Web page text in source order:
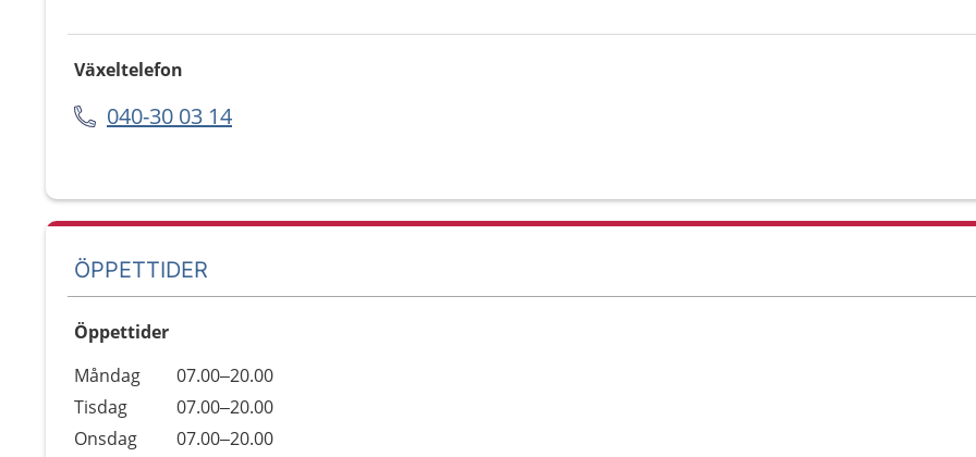
Växeltelefon
040-30 03 14
ÖPPETTIDER
Öppettider
Dag
Öppettider
Kommentarer
Måndag
07.00–20.00
Tisdag
07.00–20.00
Onsdag
07.00–20.00